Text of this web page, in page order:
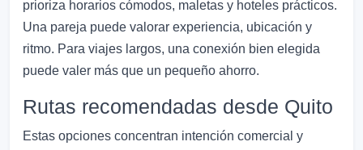
prioriza horarios cómodos, maletas y hoteles prácticos.
Una pareja puede valorar experiencia, ubicación y
ritmo. Para viajes largos, una conexión bien elegida
puede valer más que un pequeño ahorro.
Rutas recomendadas desde Quito
Estas opciones concentran intención comercial y